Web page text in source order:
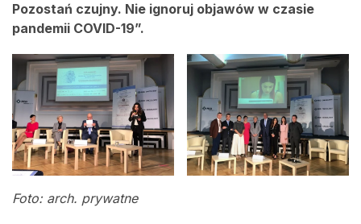
Pozostań czujny. Nie ignoruj objawów w czasie
pandemii COVID-19”.
Foto: arch. prywatne